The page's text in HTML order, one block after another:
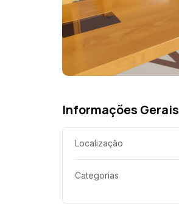
Informações Gerais
Localização
Categorias